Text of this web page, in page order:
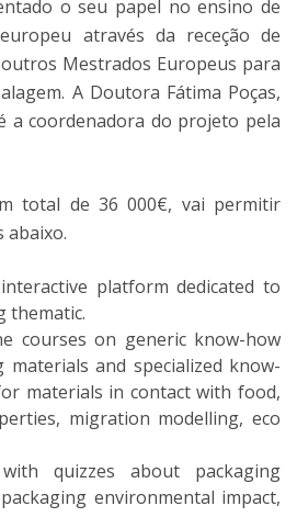
o seu papel no ensino de
através da receção de
Mestrados Europeus para
A Doutora Fátima Poças,
a coordenadora do projeto pela
total de 36 000€, vai permitir
abaixo.
platform dedicated to
thematic.
courses on generic know-how
and specialized know-
materials in contact with food,
migration modelling, eco
quizzes about packaging
environmental impact,